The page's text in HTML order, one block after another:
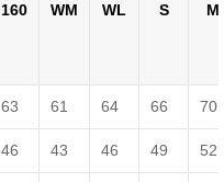
160 WM WL S M
63 61 64 66 70
46 43 46 49 52